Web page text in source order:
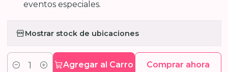
eventos especiales.
Mostrar stock de ubicaciones
Agregar al Carro Comprar ahora